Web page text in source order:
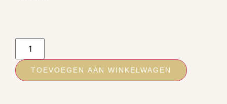
TOEVOEGEN AAN WINKELWAGEN